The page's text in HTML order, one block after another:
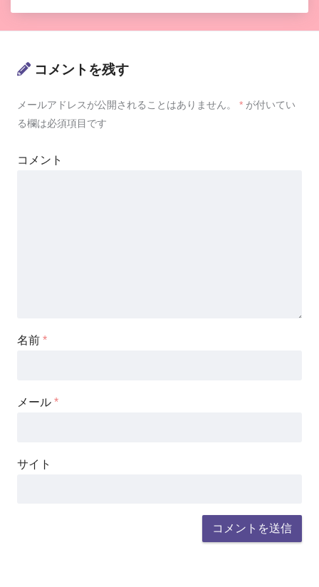
コメントを残す
メールアドレスが公開されることはありません。 * が付いてい
る欄は必須項目です
コメント
名前 *
メール *
サイト